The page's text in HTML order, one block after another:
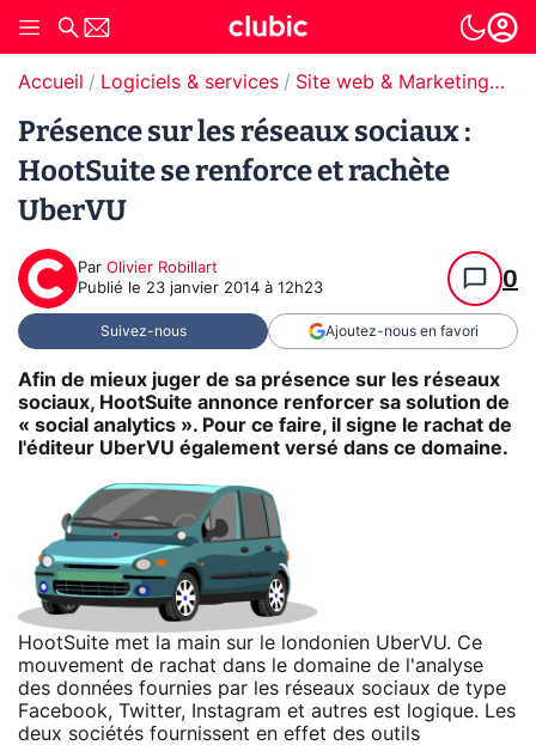
Accueil Logiciels & services Site web & Marketing Digital
Présence sur les réseaux sociaux :
HootSuite se renforce et rachète
UberVU
Par Olivier Robillart
Publié le 23 janvier 2014 à 12h23 0
Suivez-nous Ajoutez-nous en favori
Afin de mieux juger de sa présence sur les réseaux
sociaux, HootSuite annonce renforcer sa solution de
« social analytics ». Pour ce faire, il signe le rachat de
l'éditeur UberVU également versé dans ce domaine.
HootSuite met la main sur le londonien UberVU. Ce
mouvement de rachat dans le domaine de l'analyse
des données fournies par les réseaux sociaux de type
Facebook, Twitter, Instagram et autres est logique. Les
deux sociétés fournissent en effet des outils